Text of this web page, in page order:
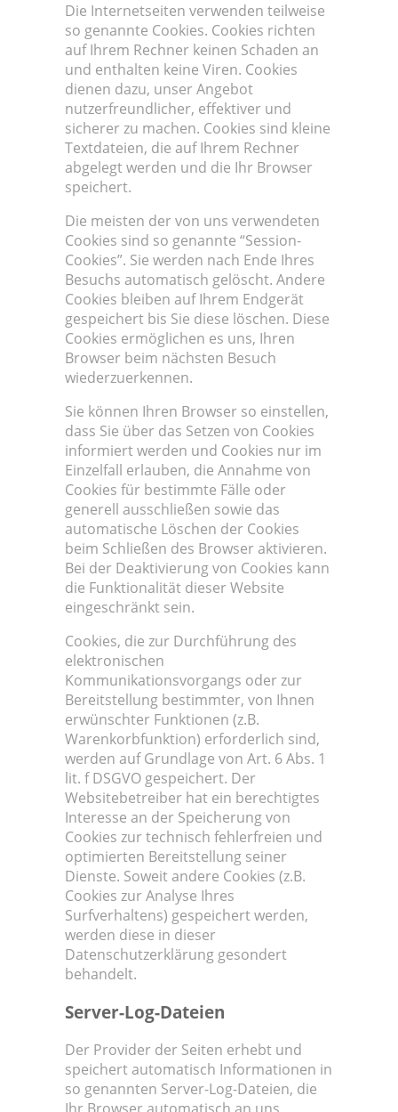
Die Internetseiten verwenden teilweise
so genannte Cookies. Cookies richten
auf Ihrem Rechner keinen Schaden an
und enthalten keine Viren. Cookies
dienen dazu, unser Angebot
nutzerfreundlicher, effektiver und
sicherer zu machen. Cookies sind kleine
Textdateien, die auf Ihrem Rechner
abgelegt werden und die Ihr Browser
speichert.
Die meisten der von uns verwendeten
Cookies sind so genannte “Session-
Cookies”. Sie werden nach Ende Ihres
Besuchs automatisch gelöscht. Andere
Cookies bleiben auf Ihrem Endgerät
gespeichert bis Sie diese löschen. Diese
Cookies ermöglichen es uns, Ihren
Browser beim nächsten Besuch
wiederzuerkennen.
Sie können Ihren Browser so einstellen,
dass Sie über das Setzen von Cookies
informiert werden und Cookies nur im
Einzelfall erlauben, die Annahme von
Cookies für bestimmte Fälle oder
generell ausschließen sowie das
automatische Löschen der Cookies
beim Schließen des Browser aktivieren.
Bei der Deaktivierung von Cookies kann
die Funktionalität dieser Website
eingeschränkt sein.
Cookies, die zur Durchführung des
elektronischen
Kommunikationsvorgangs oder zur
Bereitstellung bestimmter, von Ihnen
erwünschter Funktionen (z.B.
Warenkorbfunktion) erforderlich sind,
werden auf Grundlage von Art. 6 Abs. 1
lit. f DSGVO gespeichert. Der
Websitebetreiber hat ein berechtigtes
Interesse an der Speicherung von
Cookies zur technisch fehlerfreien und
optimierten Bereitstellung seiner
Dienste. Soweit andere Cookies (z.B.
Cookies zur Analyse Ihres
Surfverhaltens) gespeichert werden,
werden diese in dieser
Datenschutzerklärung gesondert
behandelt.
Server-Log-Dateien
Der Provider der Seiten erhebt und
speichert automatisch Informationen in
so genannten Server-Log-Dateien, die
Ihr Browser automatisch an uns